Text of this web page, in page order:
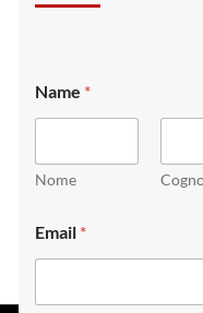
E
m
i
l
m
e
Name *
Nome
Email *